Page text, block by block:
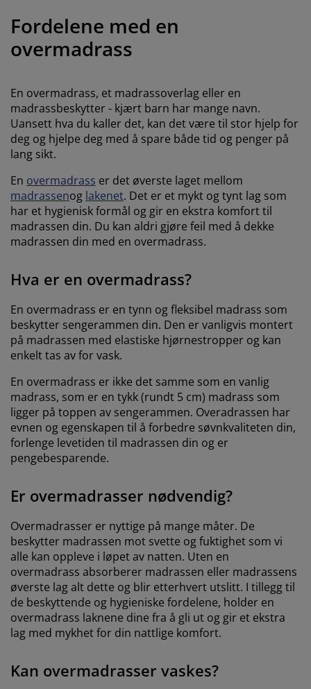
med oppbevaring
og tilbehør
og metervarer
og stryk
Fordelene med en
overmadrass
En overmadrass, et madrassoverlag eller en
madrassbeskytter - kjært barn har mange navn.
Uansett hva du kaller det, kan det være til stor hjelp for
deg og hjelpe deg med å spare både tid og penger på
lang sikt.
En overmadrass er det øverste laget mellom
madrassenog lakenet. Det er et mykt og tynt lag som
har et hygienisk formål og gir en ekstra komfort til
madrassen din. Du kan aldri gjøre feil med å dekke
madrassen din med en overmadrass.
Hva er en overmadrass?
En overmadrass er en tynn og fleksibel madrass som
beskytter sengerammen din. Den er vanligvis montert
på madrassen med elastiske hjørnestropper og kan
enkelt tas av for vask.
En overmadrass er ikke det samme som en vanlig
madrass, som er en tykk (rundt 5 cm) madrass som
ligger på toppen av sengerammen. Overadrassen har
evnen og egenskapen til å forbedre søvnkvaliteten din,
forlenge levetiden til madrassen din og er
pengebesparende.
Er overmadrasser nødvendig?
Overmadrasser er nyttige på mange måter. De
beskytter madrassen mot svette og fuktighet som vi
alle kan oppleve i løpet av natten. Uten en
overmadrass absorberer madrassen eller madrassens
øverste lag alt dette og blir etterhvert utslitt. I tillegg til
de beskyttende og hygieniske fordelene, holder en
overmadrass laknene dine fra å gli ut og gir et ekstra
lag med mykhet for din nattlige komfort.
Kan overmadrasser vaskes?